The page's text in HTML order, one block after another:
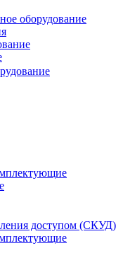
оборудование
доступом (СКУД)